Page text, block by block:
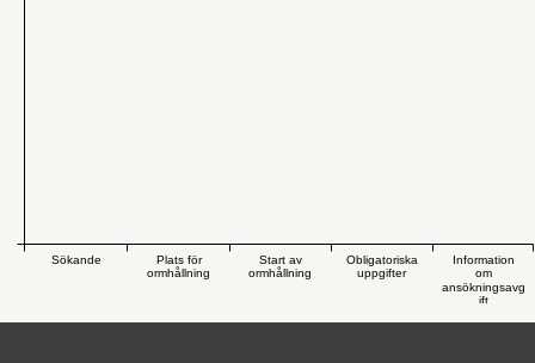
Sökande
Plats för
ormhållning
Start av
ormhållning
Obligatoriska
uppgifter
Information
om
ansökningsavg
ift